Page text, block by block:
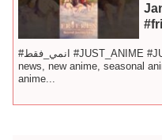
#انمي_فقط #JUST_ANIME #JUSTANIME #JUSTANIMEST anime
news, new anime, seasonal
anime...